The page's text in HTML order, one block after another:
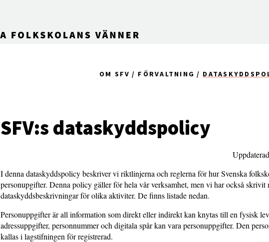
OM SFV FÖRVALTNING
SFV:s dataskyddspolicy
I denna dataskyddspolicy beskriver vi riktlinjerna och reglerna för hur Svenska
personupgifter. Denna policy gäller för hela vår verksamhet, men vi har också skrivit
dataskyddsbeskrivningar för olika aktiviter. De finns listade nedan.
Personuppgifter är all information som direkt eller indirekt kan knytas till en fysisk
adressuppgifter, personnummer och digitala spår kan vara personuppgifter. Den
kallas i lagstifningen för registrerad.